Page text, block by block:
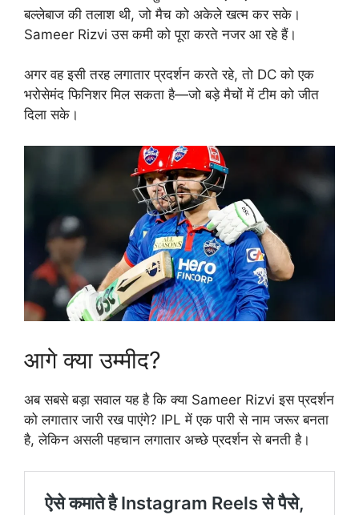
बल्लेबाज की तलाश थी, जो मैच को अकेले खत्म कर सके।
Sameer Rizvi उस कमी को पूरा करते नजर आ रहे हैं।
अगर वह इसी तरह लगातार प्रदर्शन करते रहे, तो DC को एक
भरोसेमंद फिनिशर मिल सकता है—जो बड़े मैचों में टीम को जीत
दिला सके।
आगे क्या उम्मीद?
अब सबसे बड़ा सवाल यह है कि क्या Sameer Rizvi इस प्रदर्शन
को लगातार जारी रख पाएंगे? IPL में एक पारी से नाम जरूर बनता
है, लेकिन असली पहचान लगातार अच्छे प्रदर्शन से बनती है।